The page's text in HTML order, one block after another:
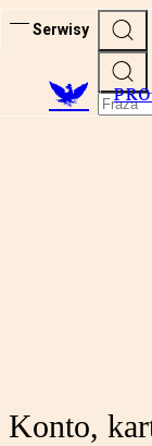
Serwisy
PRO
Konto,